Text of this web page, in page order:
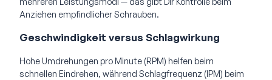
Anziehen empfindlicher Schrauben.
Geschwindigkeit versus Schlagwirkung
Hohe Umdrehungen pro Minute (RPM) helfen beim
schnellen Eindrehen, während Schlagfrequenz (IPM) beim